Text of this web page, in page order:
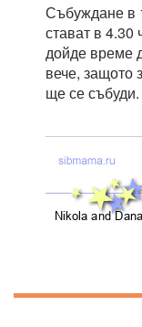
Събуждане в
стават в 4.30
дойде време
вече, защото
ще се събуди.